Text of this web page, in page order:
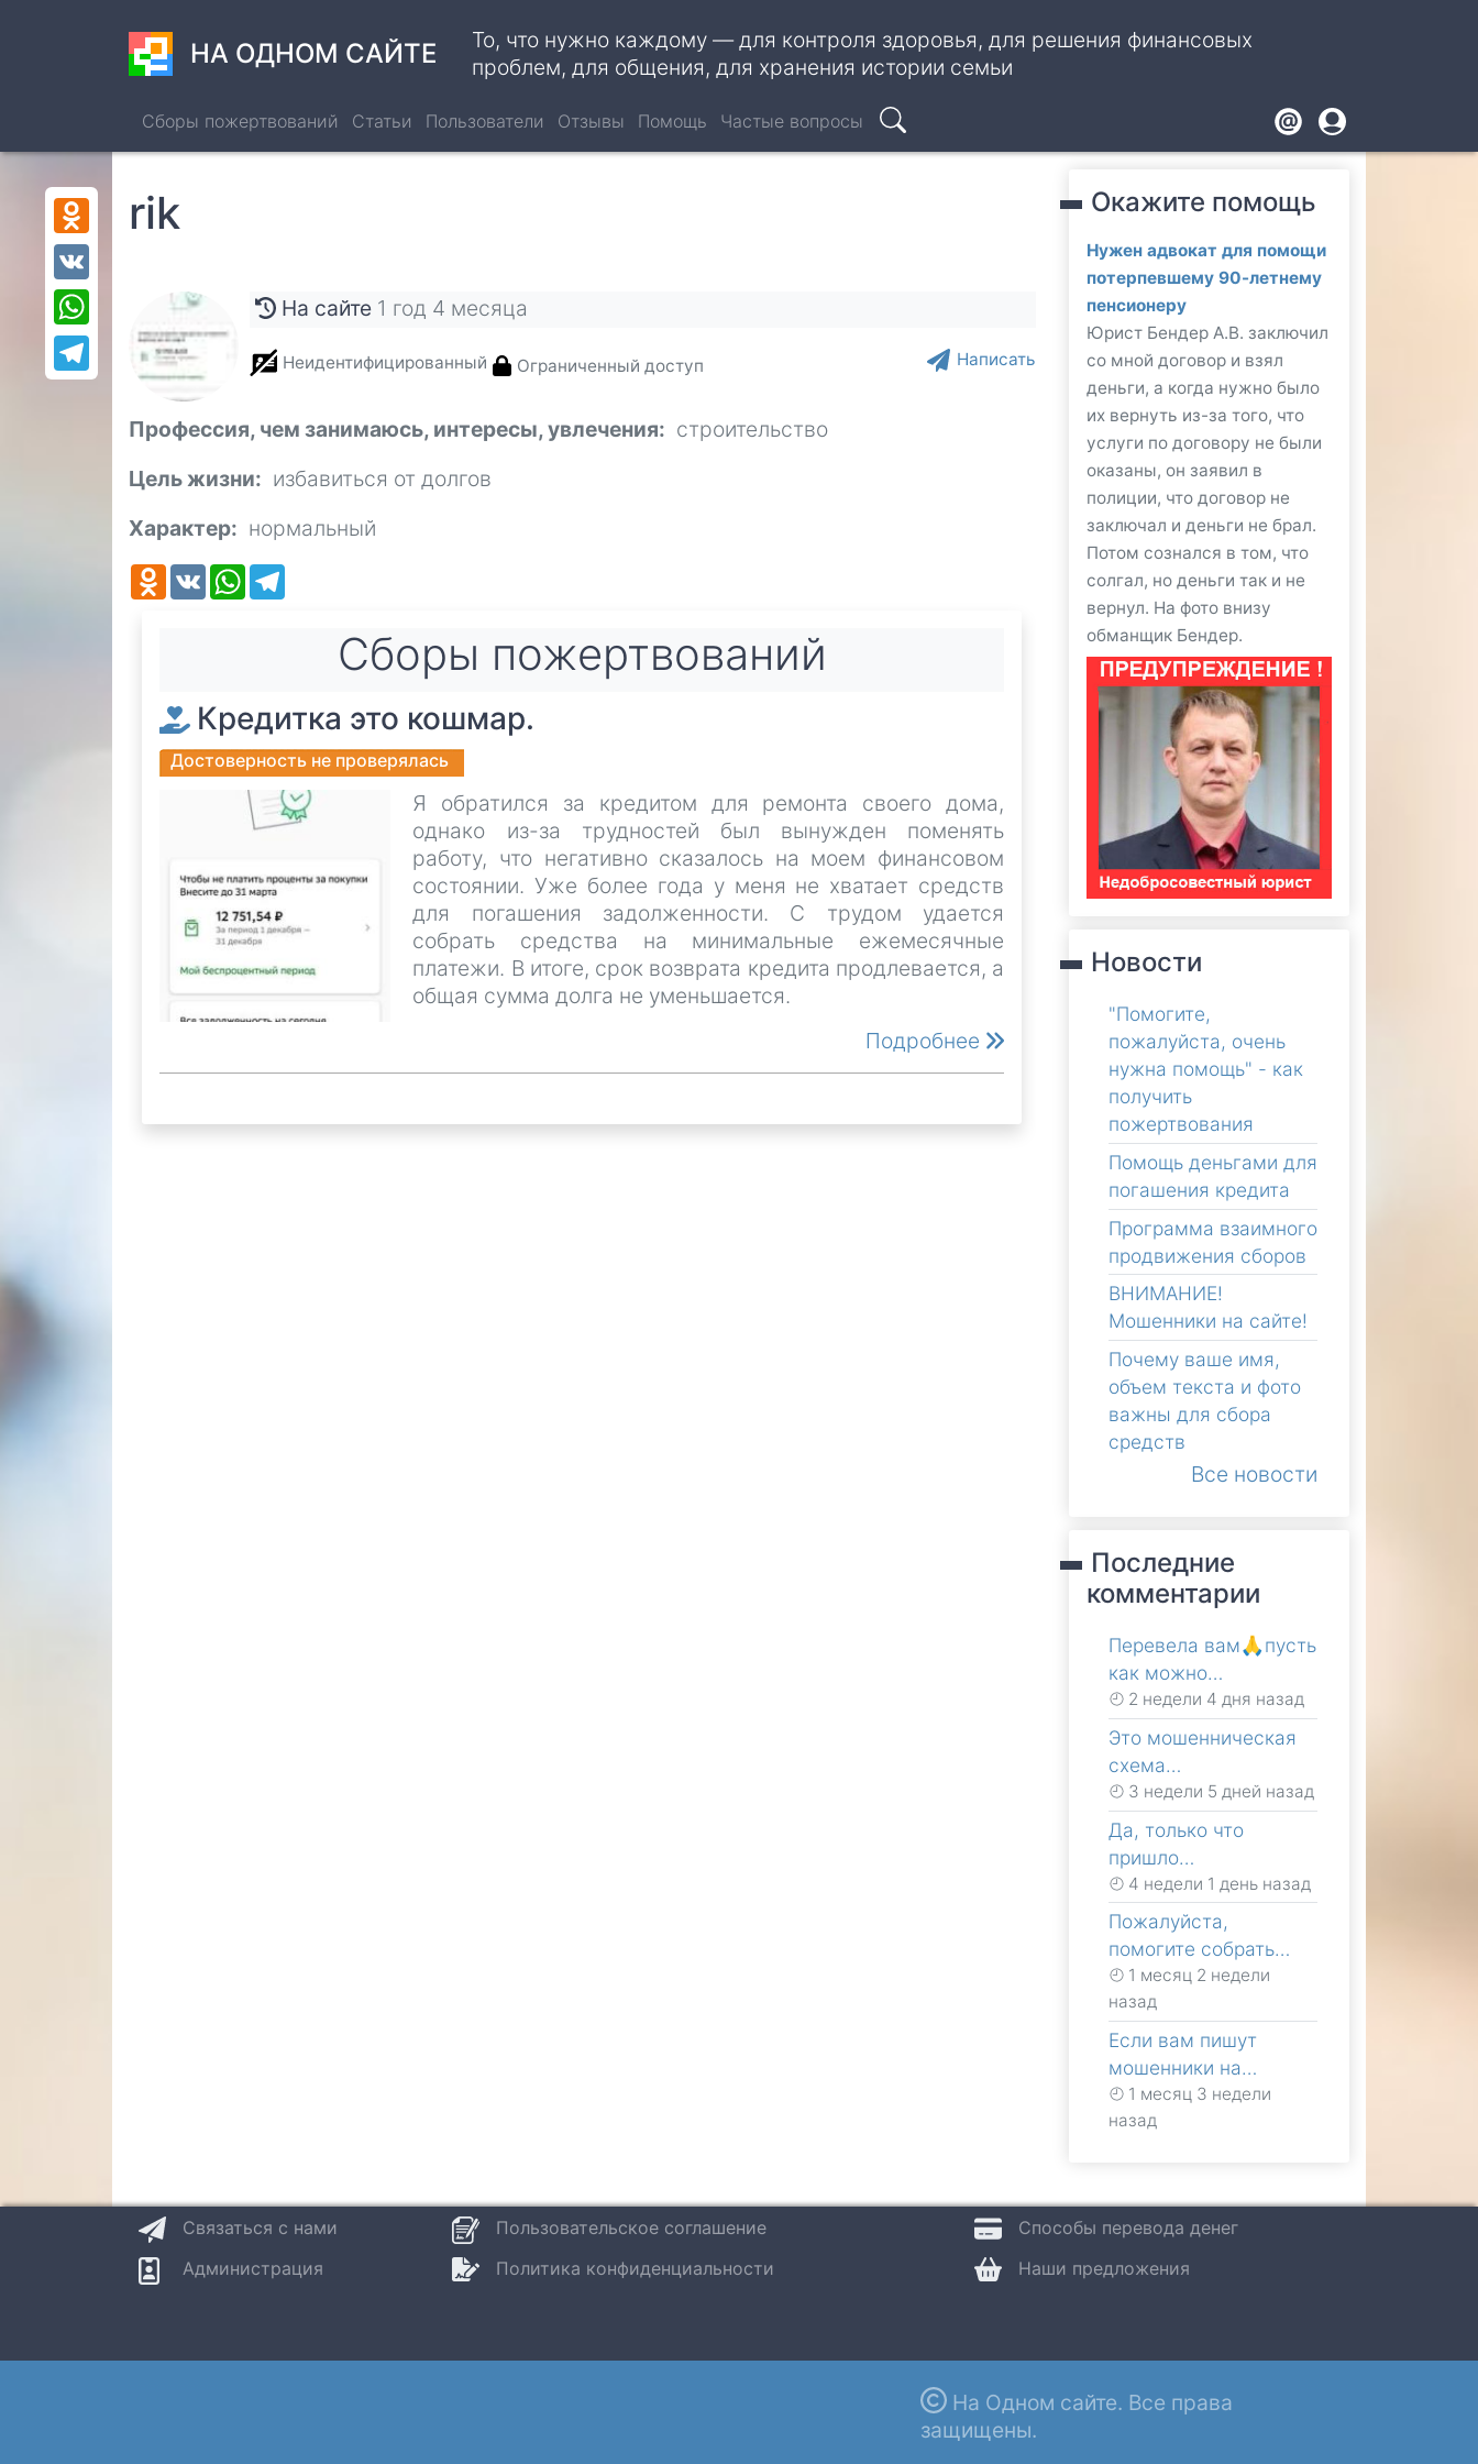
НА ОДНОМ САЙТЕ
То, что нужно каждому — для контроля здоровья, для решения финансовых
проблем, для общения, для хранения истории семьи
Сборы пожертвований Статьи Пользователи Отзывы Помощь Частые вопросы
Поиск Footer
User
account
menu
rik
На сайте 1 год 4 месяца
Неидентифицированный Ограниченный доступ Написать
Профессия, чем занимаюсь, интересы, увлечения
строительство
Цель жизни
избавиться от долгов
Характер
нормальный
Odnoklassniki
WhatsApp
Telegram
Odnoklassniki
VK WhatsApp
Cборы пожертвований
Кредитка это кошмар.
Достоверность не проверялась
Я обратился за кредитом для ремонта своего дома,
однако из-за трудностей был вынужден поменять
работу, что негативно сказалось на моем финансовом
состоянии. Уже более года у меня не хватает средств
для погашения задолженности. С трудом удается
собрать средства на минимальные ежемесячные
платежи. В итоге, срок возврата кредита продлевается, а
общая сумма долга не уменьшается.
Подробнее
Окажите помощь
Нужен адвокат для помощи
потерпевшему 90-летнему
пенсионеру
Юрист Бендер А.В. заключил
со мной договор и взял
деньги, а когда нужно было
их вернуть из-за того, что
услуги по договору не были
оказаны, он заявил в
полиции, что договор не
заключал и деньги не брал.
Потом сознался в том, что
солгал, но деньги так и не
вернул. На фото внизу
обманщик Бендер.
Новости
"Помогите,
пожалуйста, очень
нужна помощь" - как
получить
пожертвования
Помощь деньгами для
погашения кредита
Программа взаимного
продвижения сборов
ВНИМАНИЕ!
Мошенники на сайте!
Почему ваше имя,
объем текста и фото
важны для сбора
средств
Все новости
Последние
комментарии
Перевела вам🙏пусть
как можно…
2 недели 4 дня назад
Это мошенническая
схема…
3 недели 5 дней назад
Да, только что
пришло…
4 недели 1 день назад
Пожалуйста,
помогите собрать…
1 месяц 2 недели
назад
Если вам пишут
мошенники на…
1 месяц 3 недели
назад
Связаться с нами
Администрация
Пользовательское соглашение
Политика конфиденциальности
Способы перевода денег
Наши предложения
На Одном сайте. Все права
защищены.